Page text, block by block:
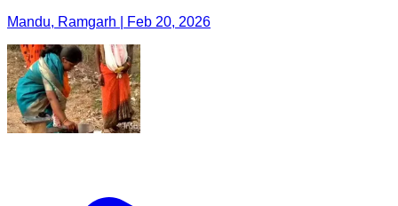
Mandu, Ramgarh | Feb 20, 2026